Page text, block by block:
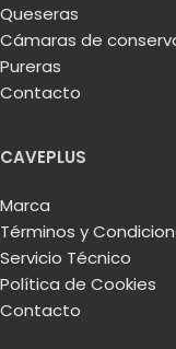
Queseras
Cámaras de
Pureras
Contacto
CAVEPLUS
Marca
Términos y
Servicio Técnico
Política de Cookies
Contacto